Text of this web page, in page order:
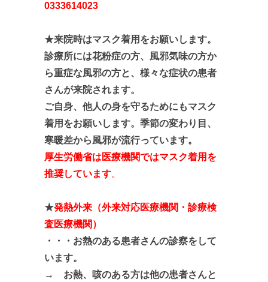
0333614023
★来院時はマスク着用をお願いします。
診療所には花粉症の方、風邪気味の方か
ら重症な風邪の方と、 様々な症状の患者
さんが来院されます。
ご自身、他人の身を守るためにもマスク
着用をお願いします。季節の変わり目、
寒暖差から風邪が流行っています。
厚生労働省は医療機関ではマスク着用を
推奨しています。
★発熱外来（外来対応医療機関・診療検
査医療機関）
・・・ お熱のある患者さんの診察をして
います。
→ お熱、咳のある方は他の患者さんと